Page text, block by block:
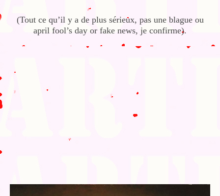
(Tout ce qu’il y a de plus sérieux, pas une blague ou
april fool’s day or fake news, je confirme).